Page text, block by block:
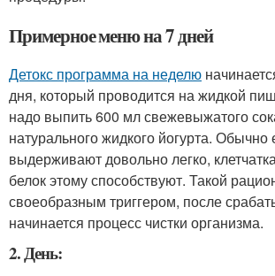
Примерное меню на 7 дней
Детокс программа на неделю
дня, который проводится на жидкой
надо выпить 600 мл свежевыжатого
натурального жидкого йогурта. Обычно
выдерживают довольно легко,
белок этому способствуют. Такой
своеобразным триггером, после
начинается процесс чистки организма.
2. День: